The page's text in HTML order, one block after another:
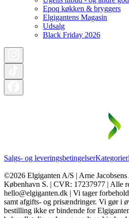
Epoq køkken & bryggers
Elgigantens Magasin
Udsalg
Black Friday 2026
Salgs- og leveringsbetingelserKategorier
©2026 Elgiganten A/S | Arne
København S. | CVR: 17237977 | Alle
hello@elgiganten.dk | Vi tager
samt afgifts- og prisændringer. Vi gør i
bestilling ikke er bindende for